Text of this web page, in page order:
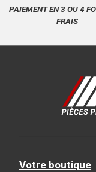
PAIEMENT EN 3 OU 4
FRAIS
Votre boutique